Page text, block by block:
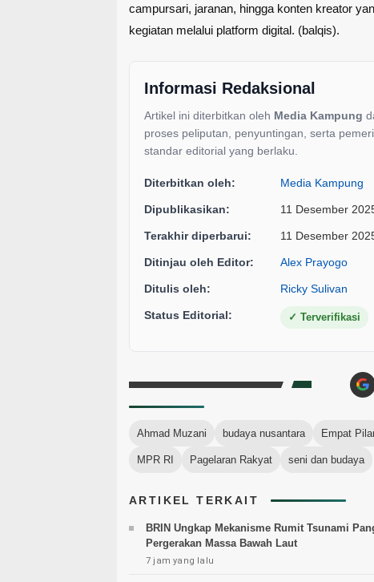
campursari, jaranan, hingga konten kreator
kegiatan melalui platform digital. (balqis).
Informasi Redaksional
Artikel ini diterbitkan oleh Media Kampung
proses peliputan, penyuntingan, serta
standar editorial yang berlaku.
Diterbitkan oleh: Media Kampung
Dipublikasikan: 11 Desember
Terakhir diperbarui: 11 Desember
Ditinjau oleh Editor: Alex Prayogo
Ditulis oleh: Ricky Sulivan
Status Editorial: ✓ Terverifikasi
Ahmad Muzani budaya nusantara Empat
MPR RI Pagelaran Rakyat seni dan budaya
ARTIKEL TERKAIT
BRIN Ungkap Mekanisme Rumit Tsunami
Pergerakan Massa Bawah Laut
7 jam yang lalu